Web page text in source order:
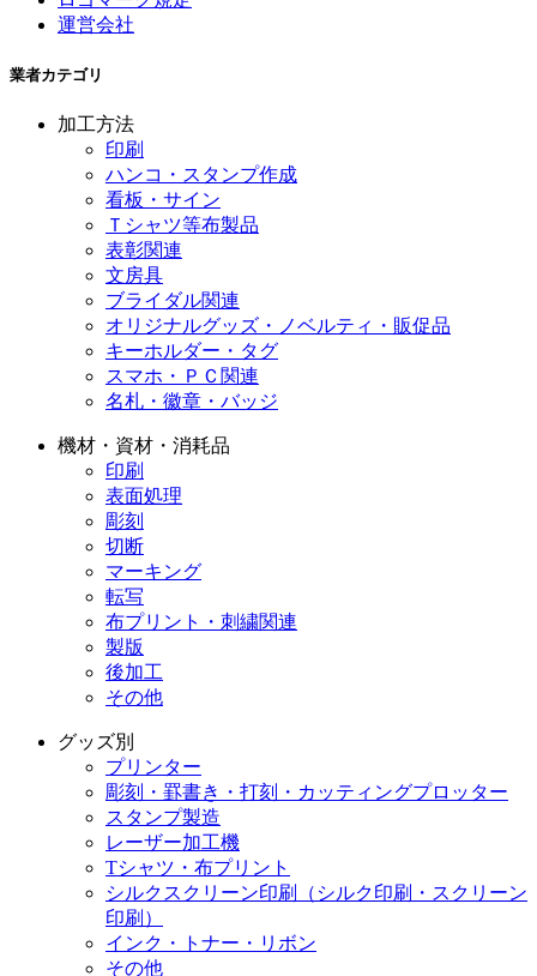
運営会社
業者カテゴリ
加工方法
印刷
ハンコ・スタンプ作成
看板・サイン
Ｔシャツ等布製品
表彰関連
文房具
ブライダル関連
オリジナルグッズ・ノベルティ・販促品
キーホルダー・タグ
スマホ・ＰＣ関連
名札・徽章・バッジ
機材・資材・消耗品
印刷
表面処理
彫刻
切断
マーキング
転写
布プリント・刺繍関連
製版
後加工
その他
グッズ別
プリンター
彫刻・罫書き・打刻・カッティングプロッター
スタンプ製造
レーザー加工機
Tシャツ・布プリント
シルクスクリーン印刷（シルク印刷・スクリーン
印刷）
インク・トナー・リボン
その他